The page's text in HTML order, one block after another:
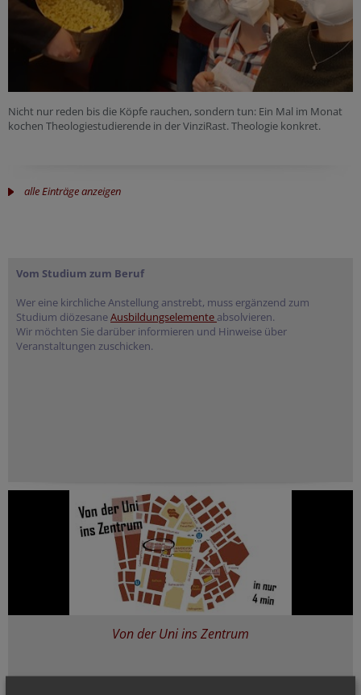
Nicht nur reden bis die Köpfe rauchen, sondern tun: Ein Mal im Monat
kochen Theologiestudierende in der VinziRast. Theologie konkret.
alle Einträge anzeigen
Vom Studium zum Beruf
Wer eine kirchliche Anstellung anstrebt, muss ergänzend zum
Studium diözesaneAusbildungselemente absolvieren.
Wir möchten Sie darüber informieren und Hinweise über
Veranstaltungen zuschicken.
Von der Uni ins Zentrum